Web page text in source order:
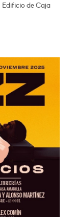
Edificio de Caja